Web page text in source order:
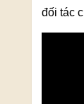
đối tác